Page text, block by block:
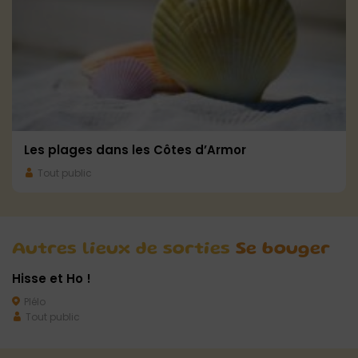
Les plages dans les Côtes d’Armor
Tout public
Autres lieux de sorties Se bouger
Hisse et Ho !
Plélo
Tout public